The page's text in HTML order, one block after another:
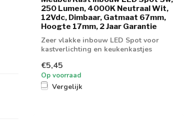
250 Lumen, 4000K Neutraal Wit,
12Vdc, Dimbaar, Gatmaat 67mm,
Hoogte 17mm, 2 Jaar Garantie
Zeer vlakke inbouw LED Spot voor
kastverlichting en keukenkastjes
€5,45
Op voorraad
Vergelijk